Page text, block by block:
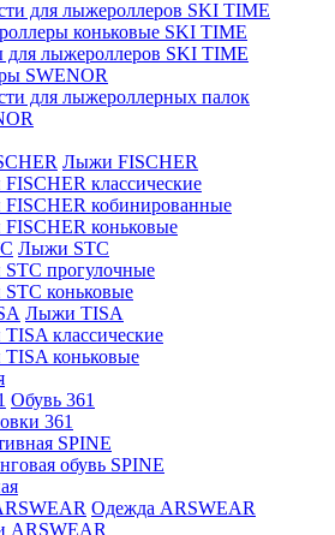
для лыжероллеров SKI TIME
коньковые SKI TIME
для лыжероллеров SKI TIME
SWENOR
для лыжероллерных палок
Лыжи FISCHER
классические
кобинированные
коньковые
Лыжи STC
прогулочные
коньковые
Лыжи TISA
классические
коньковые
Обувь 361
361
SPINE
обувь SPINE
Одежда ARSWEAR
ARSWEAR